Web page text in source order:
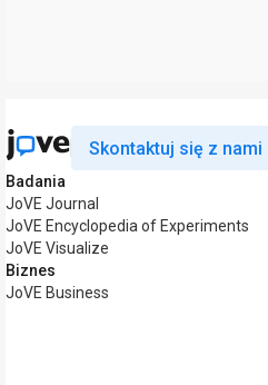
Skontaktuj się z nami
Badania
JoVE Journal
JoVE Encyclopedia of Experiments
JoVE Visualize
Biznes
JoVE Business